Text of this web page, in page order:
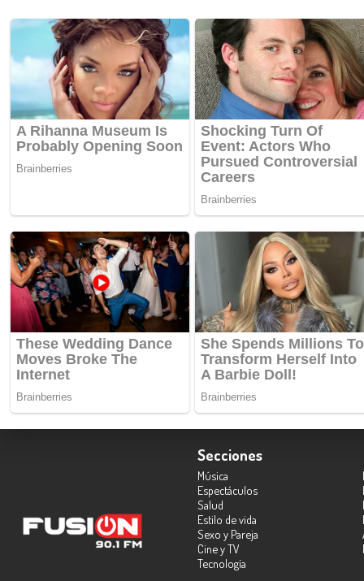
Secciones
Música
Espectáculos
Salud
Estilo de vida
Sexo y Pareja
Cine y TV
Tecnología